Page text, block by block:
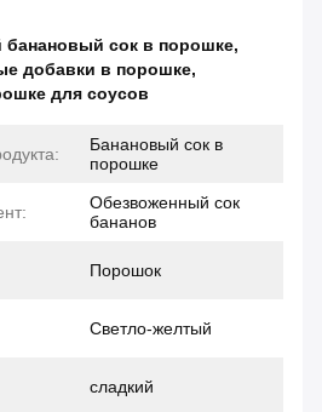
сок в порошке,
добавки в порошке,
для соусов
Банановый сок в
порошке
Обезвоженный сок
бананов
Порошок
Светло-желтый
сладкий